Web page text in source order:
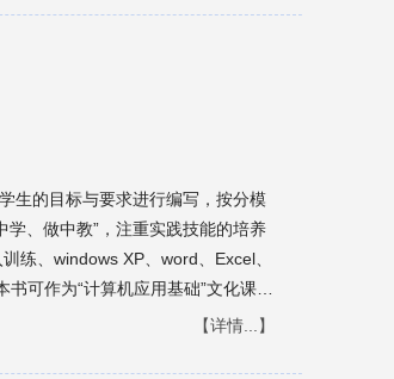
生的目标与要求进行编写，按分模
、做中教”，注重实践技能的培养
练、windows XP、word、Excel、
可作为“计算机应用基础”文化课教
【详情...】